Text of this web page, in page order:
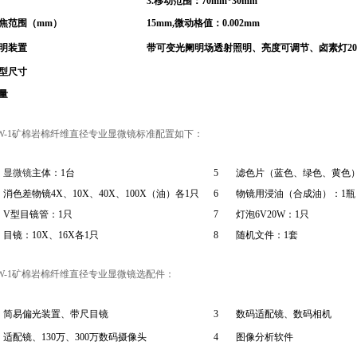
范围（mm） 15mm,微动格值：0.002mm
装置 带可变光阑明场透射照明、亮度可调节、卤素灯
尺寸
1矿棉岩棉纤维直径专业显微镜标准配置如下：
显微镜主体： 1台 5 滤色片（蓝色、绿色、黄色
消色差物镜4X、 10X、40X、 100X （油）各1只 6 物镜用浸油（合成油）： 1瓶
V型目镜管： 1只 7 灯泡6V20W： 1只
目镜： 10X、 16X各1只 8 随机文件： 1套
1矿棉岩棉纤维直径专业显微镜选配件：
简易偏光装置、带尺目镜 3 数码适配镜、数码相机
适配镜、 130万、300万数码摄像头 4 图像分析软件